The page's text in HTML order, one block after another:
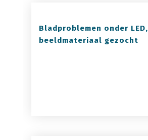
Bladproblemen onder LED,
beeldmateriaal gezocht